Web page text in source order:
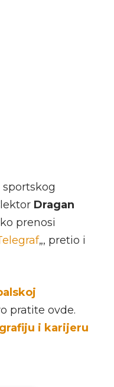
Dragan
prenosi
„, pretio i
pratite ovde.
i karijeru